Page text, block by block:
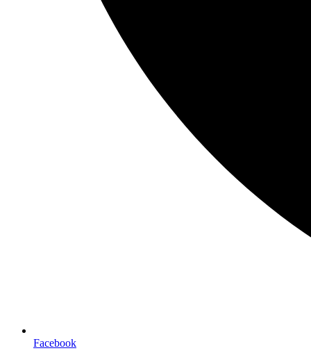
Facebook